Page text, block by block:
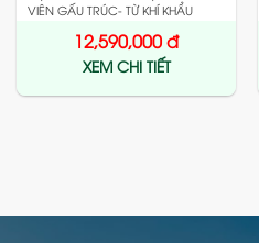
VIÊN GẤU TRÚC- TỪ KHÍ KHẨU
12,590,000đ
XEM CHI TIẾT